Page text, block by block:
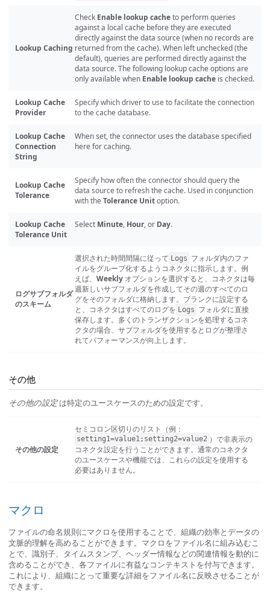
Lookup Caching
Check Enable lookup cacheto perform queries
against a local cache before they are executed
directly against the data source (when no records are
returned from the cache). When left unchecked (the
default), queries are performed directly against the
data source. The following lookup cache options are
only available when Enable lookup cache is checked.
Lookup Cache
Provider
Specify which driver to use to facilitate the connection
to the cache database.
Lookup Cache
Connection
String
When set, the connector uses the database specified
here for caching.
Lookup Cache
Tolerance
Specify how often the connector should query the
data source to refresh the cache. Used in conjunction
with the Tolerance Unitoption.
Lookup Cache
Tolerance Unit
Select Minute, Hour, or Day.
ログサブフォルダ
のスキーム
選択された時間間隔に従って Logs フォルダ内のファ
イルをグループ化するようコネクタに指示します。例
えば、 Weekly オプションを選択すると、コネクタは毎
週新しいサブフォルダを作成してその週のすべてのロ
グをそのフォルダに格納します。ブランクに設定する
と、コネクタはすべてのログを Logs フォルダに直接
保存します。多くのトランザクションを処理するコネ
クタの場合、サブフォルダを使用するとログが整理さ
れてパフォーマンスが向上します。
その他
その他の設定は特定のユースケースのための設定です。
その他の設定
セミコロン区切りのリスト（例：
setting1=value1;setting2=value2 ）で非表示の
コネクタ設定を行うことができます。通常のコネクタ
のユースケースや機能では、これらの設定を使用する
必要はありません。
マクロ
ファイルの命名規則にマクロを使用することで、組織の効率とデータの
文脈的理解を高めることができます。マクロをファイル名に組み込むこ
とで、識別子、タイムスタンプ、ヘッダー情報などの関連情報を動的に
含めることができ、各ファイルに有益なコンテキストを付与できます。
これにより、組織にとって重要な詳細をファイル名に反映させることが
できます。